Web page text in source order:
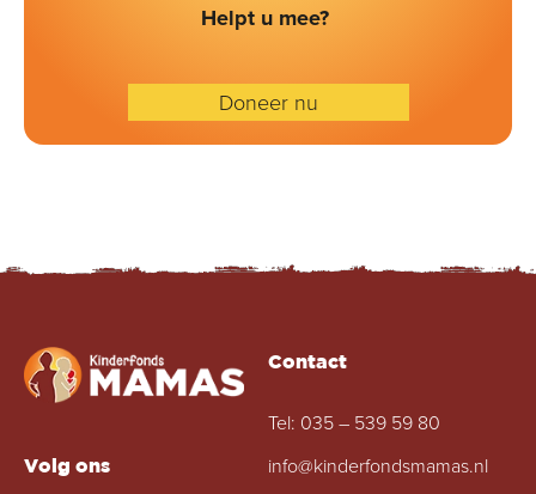
Helpt u mee?
Doneer nu
Volg ons
Contact
Tel: 035 – 539 59 80
info@kinderfondsmamas.nl